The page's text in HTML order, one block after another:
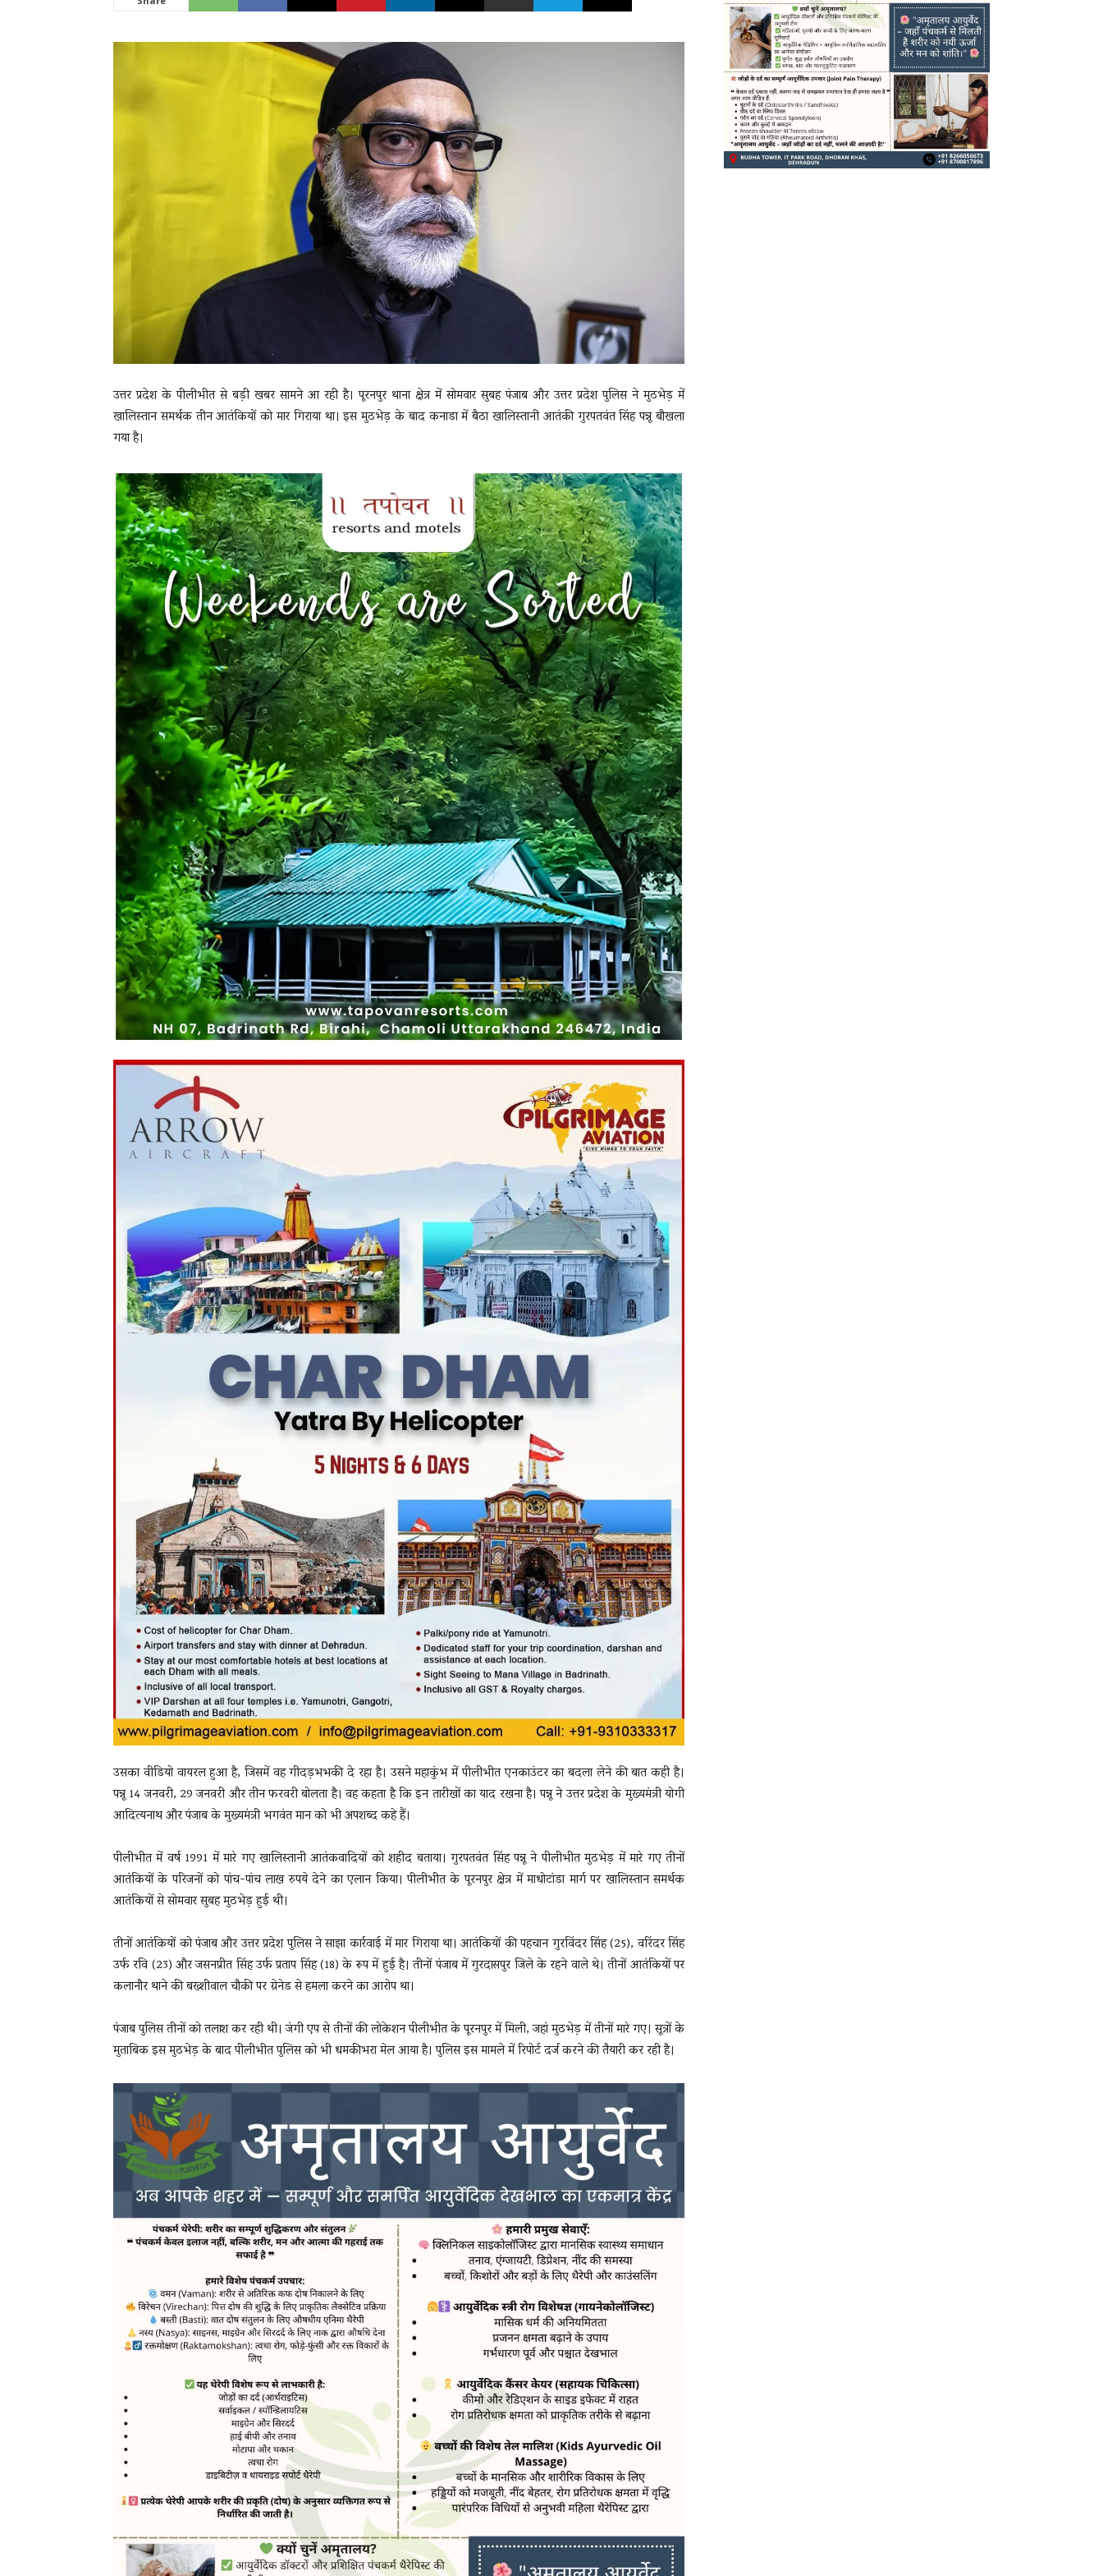
News
उत्तर प्रदेश के पीलीभीत से बड़ी खबर सामने आ रही है। पूरनपुर थाना क्षेत्र में सोमवार सुबह पंजाब और उत्तर प्रदेश पुलिस ने मुठभेड़ में
खालिस्तान समर्थक तीन आतंकियों को मार गिराया था। इस मुठभेड़ के बाद कनाडा में बैठा खालिस्तानी आतंकी गुरपतवंत सिंह पन्नू बौखला
गया है।
उसका वीडियो वायरल हुआ है, जिसमें वह गीदड़भभकी दे रहा है। उसने महाकुंभ में पीलीभीत एनकाउंटर का बदला लेने की बात कही है।
पन्नू 14 जनवरी, 29 जनवरी और तीन फरवरी बोलता है। वह कहता है कि इन तारीखों का याद रखना है। पन्नू ने उत्तर प्रदेश के मुख्यमंत्री योगी
आदित्यनाथ और पंजाब के मुख्यमंत्री भगवंत मान को भी अपशब्द कहे हैं।
पीलीभीत में वर्ष 1991 में मारे गए खालिस्तानी आतंकवादियों को शहीद बताया। गुरपतवंत सिंह पन्नू ने पीलीभीत मुठभेड़ में मारे गए तीनों
आतंकियों के परिजनों को पांच-पांच लाख रुपये देने का एलान किया। पीलीभीत के पूरनपुर क्षेत्र में माधोटांडा मार्ग पर खालिस्तान समर्थक
आतंकियों से सोमवार सुबह मुठभेड़ हुई थी।
तीनों आतंकियों को पंजाब और उत्तर प्रदेश पुलिस ने साझा कार्रवाई में मार गिराया था। आतंकियों की पहचान गुरविंदर सिंह (25), वरिंदर सिंह
उर्फ रवि (23) और जसनप्रीत सिंह उर्फ प्रताप सिंह (18) के रूप में हुई है। तीनों पंजाब में गुरदासपुर जिले के रहने वाले थे। तीनों आतंकियों पर
कलानौर थाने की बख्शीवाल चौकी पर ग्रेनेड से हमला करने का आरोप था।
पंजाब पुलिस तीनों को तलाश कर रही थी। जंगी एप से तीनों की लोकेशन पीलीभीत के पूरनपुर में मिली, जहां मुठभेड़ में तीनों मारे गए। सूत्रों के
मुताबिक इस मुठभेड़ के बाद पीलीभीत पुलिस को भी धमकीभरा मेल आया है। पुलिस इस मामले में रिपोर्ट दर्ज करने की तैयारी कर रही है।